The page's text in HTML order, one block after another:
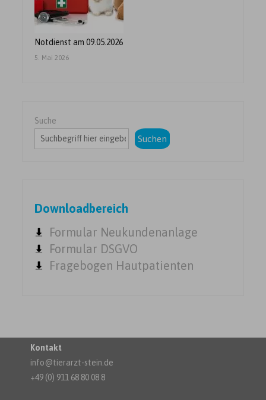
Notdienst am 09.05.2026
5. Mai 2026
Suche
Suchen
Downloadbereich
Formular Neukundenanlage
Formular DSGVO
Fragebogen Hautpatienten
Kontakt
info@tierarzt-stein.de
+49 (0) 911 68 80 08 8